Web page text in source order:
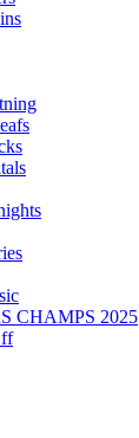
CHAMPS 2025